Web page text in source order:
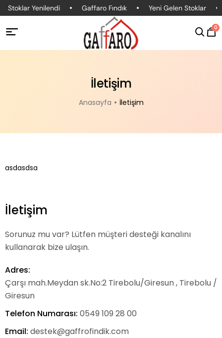
Stoklar Yenilendi Gaffaro Fındık Yeni Gelen Stoklar
0
İletişim
Anasayfa İletişim
asdasdsa
İletişim
Sorunuz mu var? Lütfen müşteri desteği kanalını
kullanarak bize ulaşın.
Adres:
Çarşı mah.Meydan sk.No:2 Tirebolu/Giresun , Tirebolu /
Giresun
Telefon Numarası: 0549 109 28 00
Email: destek@gaffrofindik.com